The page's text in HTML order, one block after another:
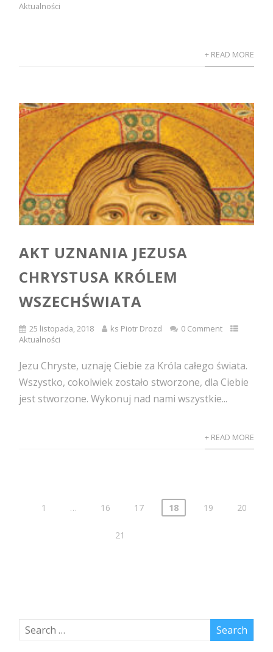
Aktualności
+ READ MORE
AKT UZNANIA JEZUSA
CHRYSTUSA KRÓLEM
WSZECHŚWIATA
25 listopada, 2018 ks Piotr Drozd
0 Comment
Aktualności
Jezu Chryste, uznaję Ciebie za Króla całego świata.
Wszystko, cokolwiek zostało stworzone, dla Ciebie
jest stworzone. Wykonuj nad nami wszystkie...
+ READ MORE
Nawigacja
1 … 16 17 18 19 20
21